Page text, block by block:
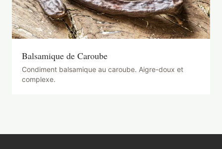
Balsamique de Caroube
Condiment balsamique au caroube. Aigre-doux et
complexe.